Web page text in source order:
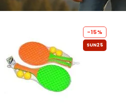
-15%
SUN25